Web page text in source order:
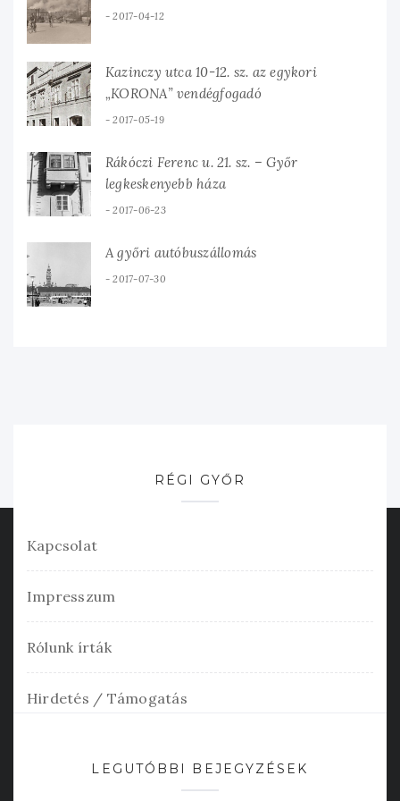
2017-04-12
Kazinczy utca 10-12. sz. az egykori
„KORONA” vendégfogadó
2017-05-19
Rákóczi Ferenc u. 21. sz. – Győr
legkeskenyebb háza
2017-06-23
A győri autóbuszállomás
2017-07-30
RÉGI GYŐR
Kapcsolat
Impresszum
Rólunk írták
Hirdetés / Támogatás
LEGUTÓBBI BEJEGYZÉSEK